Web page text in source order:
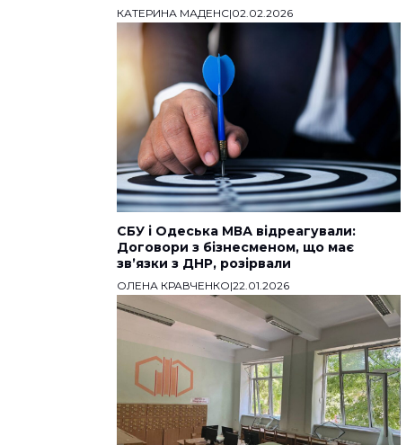
КАТЕРИНА МАДЕНС|02.02.2026
СБУ і Одеська МВА відреагували:
Договори з бізнесменом, що має
звʼязки з ДНР, розірвали
ОЛЕНА КРАВЧЕНКО|22.01.2026